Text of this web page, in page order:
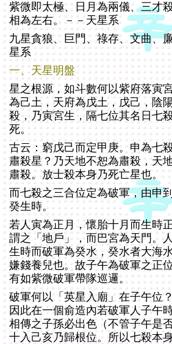
紫微即太極、日月為兩儀、三才
相為左右。－－天星系
九星貪狼、巨門、祿存、文曲、
星系
一、天星明盤
星之根源，如斗數何以紫府落寅
為己土，天府為戊土，戊己，陰
殺，乃寅宮生，隔七位其名日七
死。
古云：窮戊己而定甲庚。申為七
肅殺星？乃天地不恕為肅殺，天
肅殺。放士殺本身乃死亡星也。
而七殺之三合位定為破軍，由申
癸生時。
若人寅為正月，懷胎十月而生時
謂之「地戶」，而巴宮為天門。
生時而破軍為癸水，癸水者大海
嫌錢養兒也。故子午為破軍之正
有如紫微破軍帶隊巡邏。
破軍何以「英星入廟」在子午位
因此在一個俞造內若破軍人子午
相傳之子孫必出色（不管子午是
十入己亥乃歸根位。所以七殺本